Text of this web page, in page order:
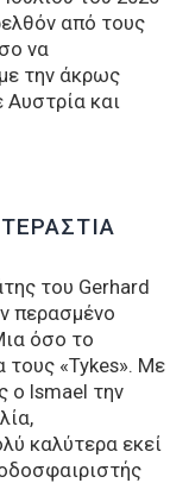
από τους
να
την άκρως
Αυστρία και
του Gerhard
περασμένο
όσο το
τους «Tykes». Με
ο Ismael την
καλύτερα εκεί